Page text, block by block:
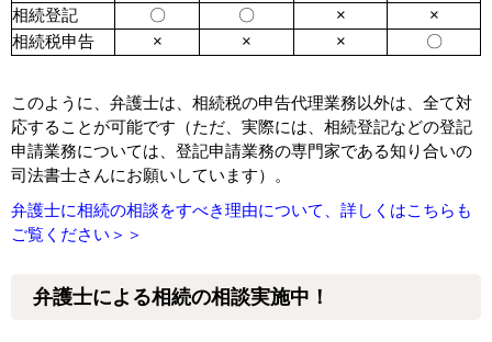
相続登記
〇 〇 ×
×
相続税申告
× × × 〇
このように、弁護士は、相続税の申告代理業務以外は、全て対
応することが可能です（ただ、実際には、相続登記などの登記
申請業務については、登記申請業務の専門家である知り合いの
司法書士さんにお願いしています）。
弁護士に相続の相談をすべき理由について、詳しくはこちらも
ご覧ください＞＞
弁護士による相続の相談実施中！